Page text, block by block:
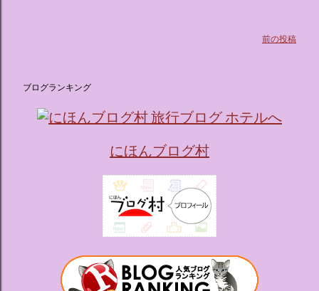
前の投稿
ブログランキング
にほんブログ村